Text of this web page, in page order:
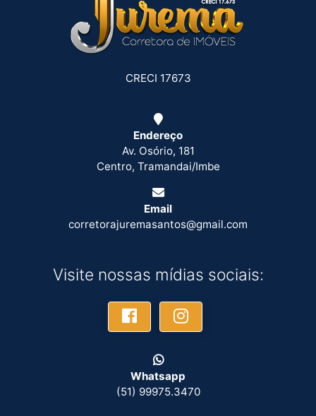
CRECI 17673
Endereço
Av. Osório, 181
Centro, Tramandai/Imbe
Email
corretorajuremasantos@gmail.com
Visite nossas mídias sociais:
Whatsapp
(51) 99975.3470